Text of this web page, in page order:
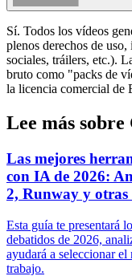
Sí. Todos los vídeos
plenos derechos de
sociales, tráilers, etc.).
bruto como "packs de
la licencia comercial de
Lee más sobre
Las mejores
con IA de 2026:
2, Runway y otras
Esta guía te presentará
debatidos de 2026,
ayudará a seleccionar
trabajo.